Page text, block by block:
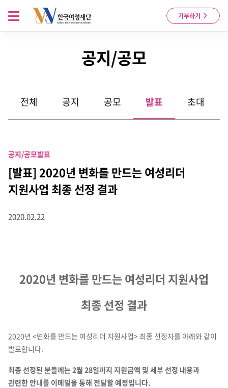
Skip to content
기부하기
메뉴 열기
공지/공모
전체 공지 공모 발표 초대
공지/공모발표
[발표] 2020년 변화를 만드는 여성리더
지원사업 최종 선정 결과
2020.02.22
2020년 변화를 만드는 여성리더 지원사업
최종 선정 결과
2020년 <변화를 만드는 여성리더 지원사업> 최종 선정자를 아래와 같이
발표합니다.
최종 선정된 분들께는 2월 28일까지 지원금액 및 세부 선정 내용과
관련한 안내를 이메일을 통해 전달할 예정입니다.